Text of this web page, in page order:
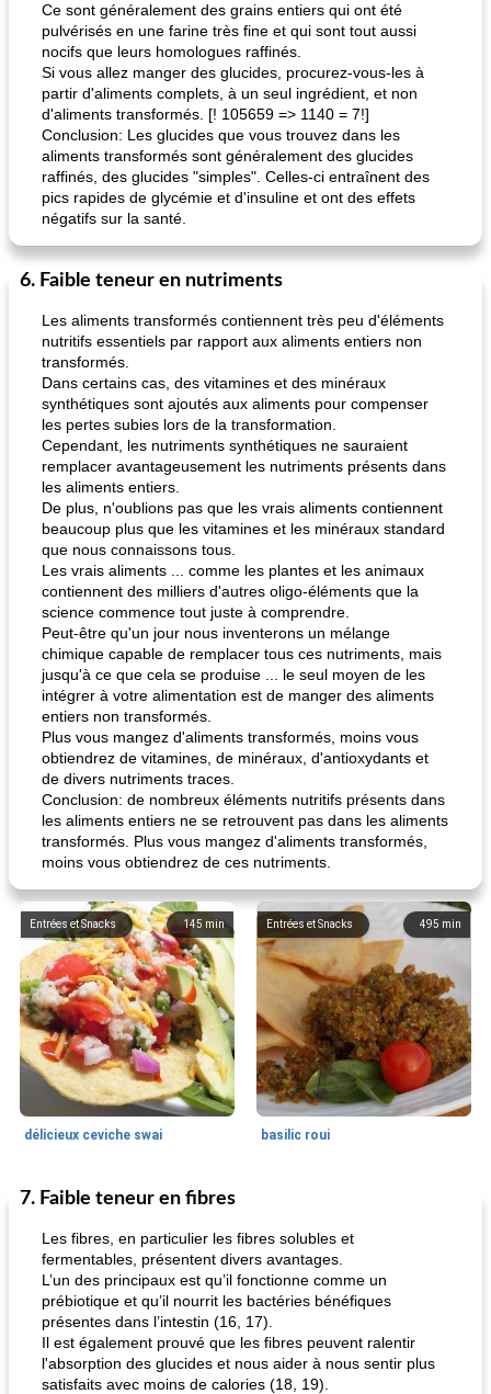
Ce sont généralement des grains entiers qui ont été
pulvérisés en une farine très fine et qui sont tout aussi
nocifs que leurs homologues raffinés.
Si vous allez manger des glucides, procurez-vous-les à
partir d'aliments complets, à un seul ingrédient, et non
d'aliments transformés. [! 105659 => 1140 = 7!]
Conclusion: Les glucides que vous trouvez dans les
aliments transformés sont généralement des glucides
raffinés, des glucides "simples". Celles-ci entraînent des
pics rapides de glycémie et d'insuline et ont des effets
négatifs sur la santé.
6. Faible teneur en nutriments
Les aliments transformés contiennent très peu d'éléments
nutritifs essentiels par rapport aux aliments entiers non
transformés.
Dans certains cas, des vitamines et des minéraux
synthétiques sont ajoutés aux aliments pour compenser
les pertes subies lors de la transformation.
Cependant, les nutriments synthétiques ne sauraient
remplacer avantageusement les nutriments présents dans
les aliments entiers.
De plus, n'oublions pas que les vrais aliments contiennent
beaucoup plus que les vitamines et les minéraux standard
que nous connaissons tous.
Les vrais aliments ... comme les plantes et les animaux
contiennent des milliers d'autres oligo-éléments que la
science commence tout juste à comprendre.
Peut-être qu'un jour nous inventerons un mélange
chimique capable de remplacer tous ces nutriments, mais
jusqu'à ce que cela se produise ... le seul moyen de les
intégrer à votre alimentation est de manger des aliments
entiers non transformés.
Plus vous mangez d'aliments transformés, moins vous
obtiendrez de vitamines, de minéraux, d'antioxydants et
de divers nutriments traces.
Conclusion: de nombreux éléments nutritifs présents dans
les aliments entiers ne se retrouvent pas dans les aliments
transformés. Plus vous mangez d'aliments transformés,
moins vous obtiendrez de ces nutriments.
145 min
Entrées et Snacks
délicieux ceviche swai
495 min
Entrées et Snacks
basilic roui
65min
Déjeuner / Snacks
7. Faible teneur en fibres
Les fibres, en particulier les fibres solubles et
fermentables, présentent divers avantages.
L’un des principaux est qu’il fonctionne comme un
prébiotique et qu’il nourrit les bactéries bénéfiques
présentes dans l’intestin (16, 17).
Il est également prouvé que les fibres peuvent ralentir
l'absorption des glucides et nous aider à nous sentir plus
satisfaits avec moins de calories (18, 19).